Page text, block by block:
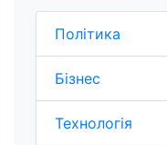
Політика
Бізнес
Технологія